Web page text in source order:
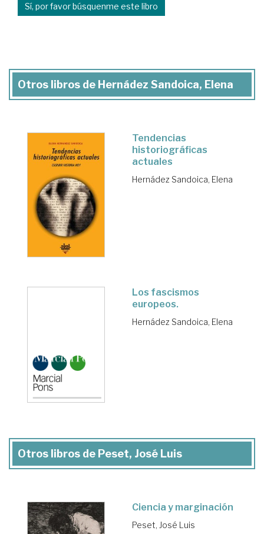
Sí, por favor búsquenme este libro
Otros libros de Hernádez Sandoica, Elena
Tendencias
historiográficas
actuales
Hernádez Sandoica, Elena
Los fascismos
europeos.
Hernádez Sandoica, Elena
Otros libros de Peset, José Luis
Ciencia y marginación
Peset, José Luis